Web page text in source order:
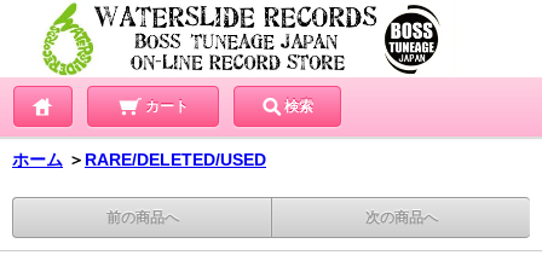
カート 検索
ホーム ＞ RARE/DELETED/USED
前の商品へ 次の商品へ